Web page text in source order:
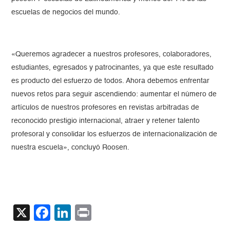
escuelas de negocios del mundo.
«Queremos agradecer a nuestros profesores, colaboradores,
estudiantes, egresados y patrocinantes, ya que este resultado
es producto del esfuerzo de todos. Ahora debemos enfrentar
nuevos retos para seguir ascendiendo: aumentar el número de
artículos de nuestros profesores en revistas arbitradas de
reconocido prestigio internacional, atraer y retener talento
profesoral y consolidar los esfuerzos de internacionalización de
nuestra escuela», concluyó Roosen.
X Facebook
LinkedIn